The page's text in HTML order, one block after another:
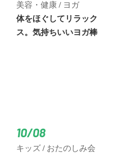
美容・健康 / ヨガ
体をほぐしてリラック
ス。気持ちいいヨガ棒
10/08
キッズ / おたのしみ会